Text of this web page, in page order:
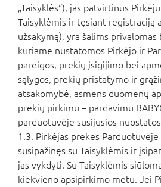
„Taisyklės“), jas patvirtinus
Taisyklėmis ir tęsiant registraciją
užsakymą), yra šalims
kuriame nustatomos Pirkėjo ir
pareigos, prekių įsigijimo bei
sąlygos, prekių pristatymo ir
atsakomybė, asmens duomenų
prekių pirkimu – pardavimu
parduotuvėje susijusios
1.3. Pirkėjas prekes
susipažinęs su Taisyklėmis ir
jas vykdyti. Su Taisyklėmis
kiekvieno apsipirkimo metu. Jei